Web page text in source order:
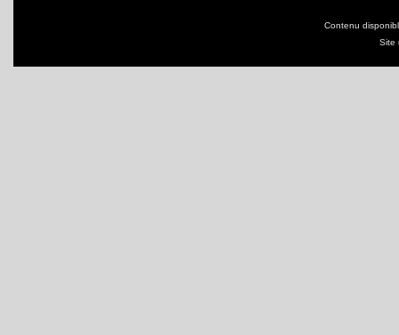
Contenu
Site